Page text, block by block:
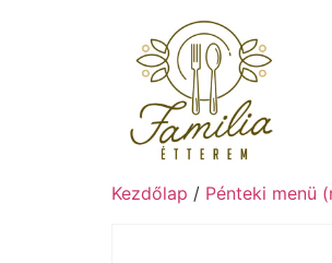
Kezdőlap / Pénteki menü